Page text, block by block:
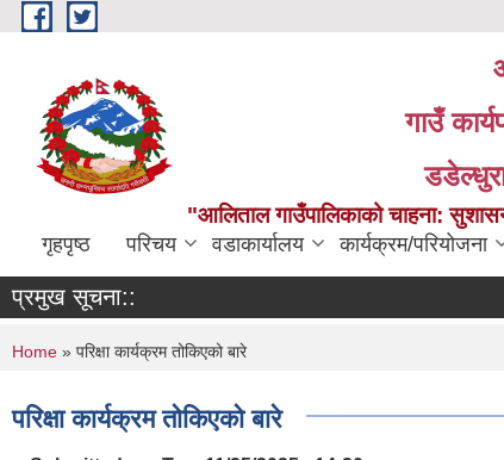
Skip to main content
गाउँ
"आलिताल गाउँपालिकाको चाहना:
गृहपृष्ठ परिचय वडाकार्यालय कार्यक्रम/परियोजना
प्रमुख सूचना::
You are here
Home » परिक्षा कार्यक्रम तोकिएको बारे
परिक्षा कार्यक्रम तोकिएको बारे